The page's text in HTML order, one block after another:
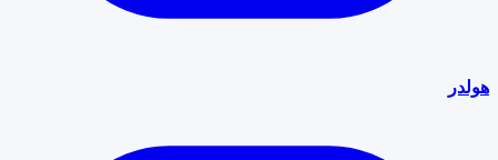
هولدر